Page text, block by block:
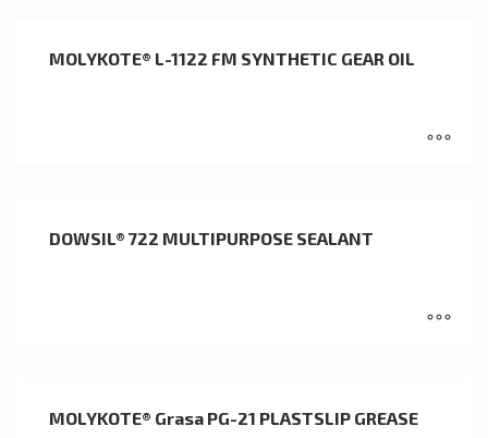
MOLYKOTE® L-1122 FM SYNTHETIC GEAR OIL
DOWSIL® 722 MULTIPURPOSE SEALANT
MOLYKOTE® Grasa PG-21 PLASTSLIP GREASE